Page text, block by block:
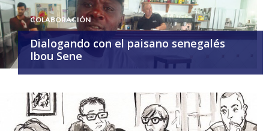
COLABORACIÓN
Dialogando con el paisano senegalés
Ibou Sene